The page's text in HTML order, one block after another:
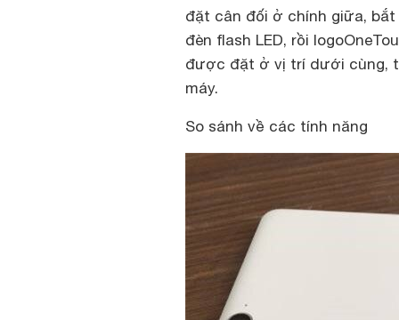
đặt cân đối ở chính giữa,
đèn flash LED, rồi
được đặt ở vị trí dưới cùng,
máy.
So sánh về các tính năng